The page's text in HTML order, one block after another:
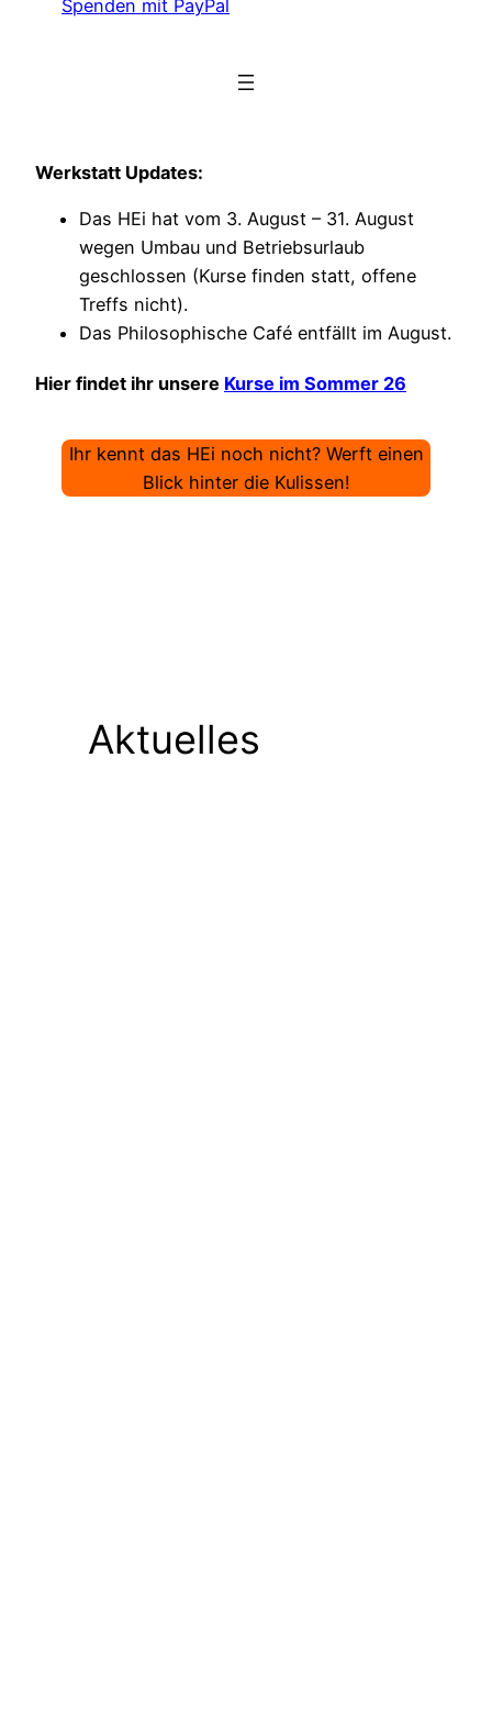
Spenden mit PayPal
Werkstatt Updates:
Das HEi hat vom 3. August – 31. August
wegen Umbau und Betriebsurlaub
geschlossen (Kurse finden statt, offene
Treffs nicht).
Das Philosophische Café entfällt im August.
Hier findet ihr unsere Kurse im Sommer 26
Ihr kennt das HEi noch nicht? Werft einen
Blick hinter die Kulissen!
Aktuelles